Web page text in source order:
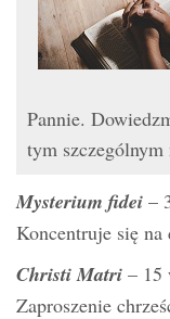
Pannie.
tym szczególnym
Mysterium fidei –
Koncentruje się
Christi Matri – 15
Zaproszenie